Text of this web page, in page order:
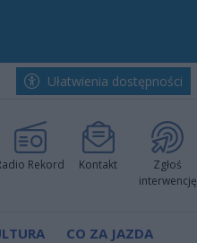
Ułatwienia dostępności
Rekord Kontakt
Zgłoś
interwencję
CO ZA JAZDA